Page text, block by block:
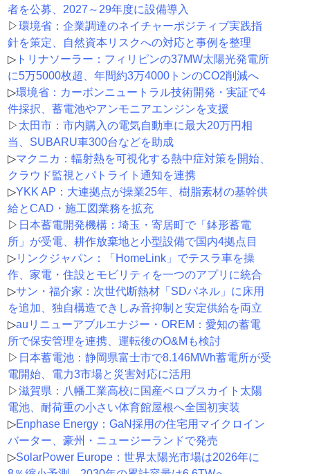
者を公募、2027～29年度に設備導入
▷環境省：企業調達のネイチャーポジティブ実践指
針を策定、自然資本リスクへの対応と事例を整理
▷トリナソーラー：フィリピンの37MW太陽光発電所
に5万5000枚超、年間約3万4000トンのCO2削減へ
▷環境省：カーボンニュートラル技術開発・実証で4
件採択、蓄電池やアンモニアエンジンを支援
▷ 太田市：市内購入の電気自動車に最大20万円相
当、SUBARU車300台などを助成
▷マクニカ：輻射熱を可視化する熱中症対策を開始、
クラウド監視とパトライト通知を連携
▷YKK AP：大連拠点が操業25年、樹脂素材の基幹供
給とCAD・施工図業務を拡充
▷ 日本蓄電開発機構：埼玉・寄居町で「鉢形蓄電
所」が受電、耕作放棄地と小型設備で国内4拠点目
▷リンクジャパン：「HomeLink」でテスラ車を操
作、家電・住設とモビリティを一つのアプリに統合
▷サン・福介家：次世代断熱材「SDパネル」に床用
を追加、独自構造できしみ音抑制と安定供給を両立
▷auリニューアブルエナジー・OREM：愛知の蓄電
所で保安管理を連携、運転後のO&Mも検討
▷ 日本蓄電池：静岡県富士市で8.146MWh蓄電所が受
電開始、電力3市場と災害対応に活用
▷滋賀県：八幡工業高校に国産ペロブスカイト太陽
電池、耐荷重の小さい体育館屋根へ全国初実装
▷Enphase Energy：GaN採用の住宅用マイクロイン
バーター、豪州・ニュージーランドで発売
▷SolarPower Europe：世界太陽光市場は2026年に